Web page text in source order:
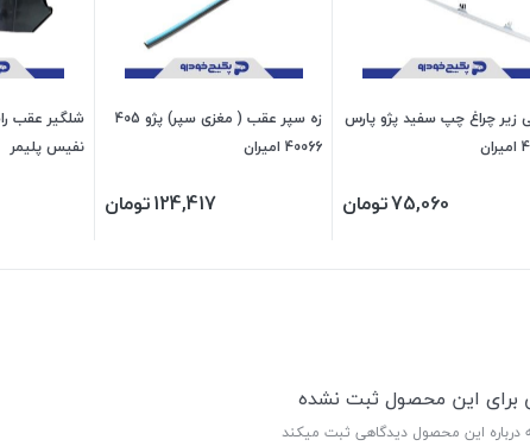
زیر چراغ چپ سفید پژو پارس
75,060تومان
زه سپر عقب ( مغزی سپر) پژو 405
40066 امیران
124,417تومان
نفیس پلیمر
برای این محصول ثبت نشده
درباره این محصول دیدگاهی ثبت میکند